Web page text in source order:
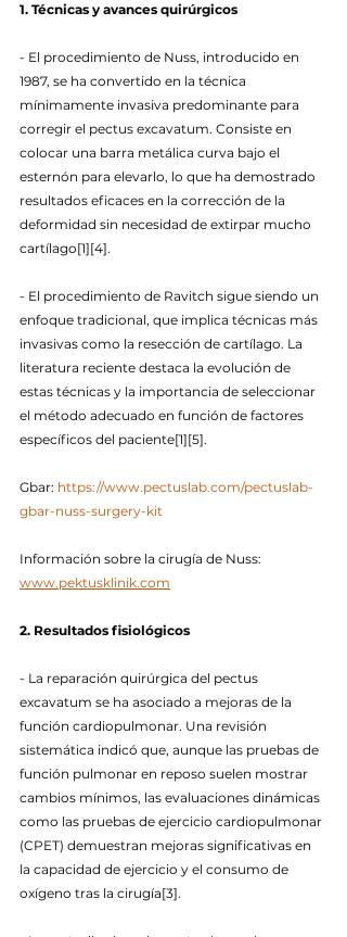
1. Técnicas y avances quirúrgicos
- El procedimiento de Nuss, introducido en
1987, se ha convertido en la técnica
mínimamente invasiva predominante para
corregir el pectus excavatum. Consiste en
colocar una barra metálica curva bajo el
esternón para elevarlo, lo que ha demostrado
resultados eficaces en la corrección de la
deformidad sin necesidad de extirpar mucho
cartílago[1][4].
- El procedimiento de Ravitch sigue siendo un
enfoque tradicional, que implica técnicas más
invasivas como la resección de cartílago. La
literatura reciente destaca la evolución de
estas técnicas y la importancia de seleccionar
el método adecuado en función de factores
específicos del paciente[1][5].
Gbar: https://www.pectuslab.com/pectuslab-
gbar-nuss-surgery-kit
Información sobre la cirugía de Nuss:
www.pektusklinik.com
2. Resultados fisiológicos
- La reparación quirúrgica del pectus
excavatum se ha asociado a mejoras de la
función cardiopulmonar. Una revisión
sistemática indicó que, aunque las pruebas de
función pulmonar en reposo suelen mostrar
cambios mínimos, las evaluaciones dinámicas
como las pruebas de ejercicio cardiopulmonar
(CPET) demuestran mejoras significativas en
la capacidad de ejercicio y el consumo de
oxígeno tras la cirugía[3].